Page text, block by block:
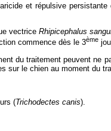
et répulsive
vectrice Rhipicephalus
commence dès le 3ème
du traitement peuvent ne
sur le chien au moment du
(Trichodectes canis).